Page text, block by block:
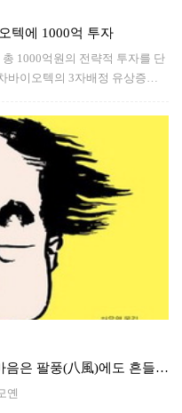
텍에 1000억 투자
1000억원의 전략적 투자를 단
바이오텍의 3자배정 유상증자
은 팔풍(八風)에도 흔들리
옌